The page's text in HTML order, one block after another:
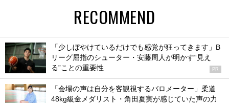
RECOMMEND
「少しぼやけているだけでも感覚が狂ってきます」B
リーグ屈指のシューター・安藤周人が明かす“見え
る”ことの重要性
PR
「会場の声は自分を客観視するバロメーター」柔道
48kg級金メダリスト・角田夏実が感じていた声の力